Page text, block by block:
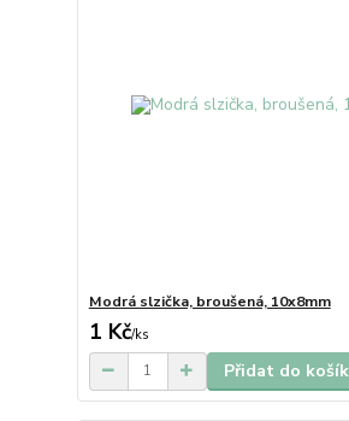
Modrá slzička, broušená, 10x8mm
1 Kč/ks
Přidat do